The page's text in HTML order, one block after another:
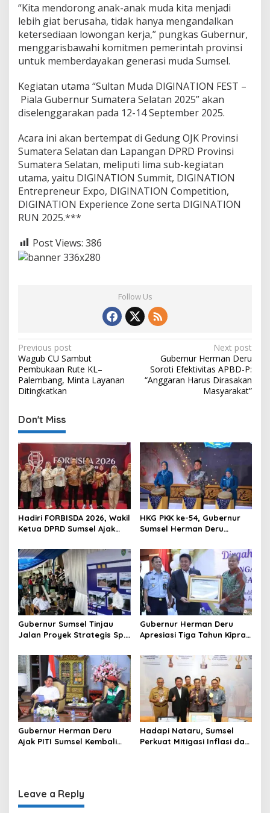
“Kita mendorong anak-anak muda kita menjadi
lebih giat berusaha, tidak hanya mengandalkan
ketersediaan lowongan kerja,” pungkas Gubernur,
menggarisbawahi komitmen pemerintah provinsi
untuk memberdayakan generasi muda Sumsel.
Kegiatan utama “Sultan Muda DIGINATION FEST –
Piala Gubernur Sumatera Selatan 2025” akan
diselenggarakan pada 12-14 September 2025.
Acara ini akan bertempat di Gedung OJK Provinsi
Sumatera Selatan dan Lapangan DPRD Provinsi
Sumatera Selatan, meliputi lima sub-kegiatan
utama, yaitu DIGINATION Summit, DIGINATION
Entrepreneur Expo, DIGINATION Competition,
DIGINATION Experience Zone serta DIGINATION
RUN 2025.***
Post Views: 386
Follow Us
P
o
s
t
n
a
v
i
g
a
t
i
o
n
Previous post
Wagub CU Sambut
Pembukaan Rute KL–
Palembang, Minta Layanan
Ditingkatkan
Next post
Gubernur Herman Deru
Soroti Efektivitas APBD-P:
“Anggaran Harus Dirasakan
Masyarakat”
Don't Miss
Hadiri FORBISDA 2026, Wakil
Ketua DPRD Sumsel Ajak
Kekuatan Ekonomi Baru
HKG PKK ke-54, Gubernur
Sumsel Herman Deru
dan Penguatan Peran
Perempuan
Gubernur Sumsel Tinjau
Jalan Proyek Strategis Sp.
Desa Keman OKI
Gubernur Herman Deru
Apresiasi Tiga Tahun Kiprah
Pilar Keadilan Tata Usaha
Negara
Gubernur Herman Deru
Ajak PITI Sumsel Kembali
Hadapi Nataru, Sumsel
Perkuat Mitigasi Inflasi dan
Leave a Reply